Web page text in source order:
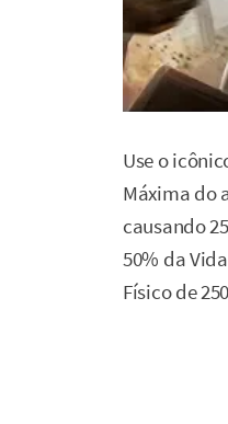
Use o
Máxima do
causando
50% da
Físico de